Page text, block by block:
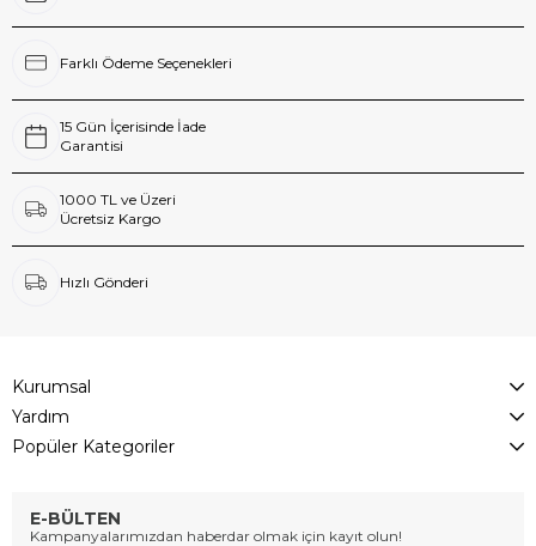
Farklı Ödeme Seçenekleri
15 Gün İçerisinde İade
Garantisi
1000 TL ve Üzeri
Ücretsiz Kargo
Hızlı Gönderi
Kurumsal
Yardım
Popüler Kategoriler
E-BÜLTEN
Kampanyalarımızdan haberdar olmak için kayıt olun!